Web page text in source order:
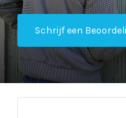
Schrijf een